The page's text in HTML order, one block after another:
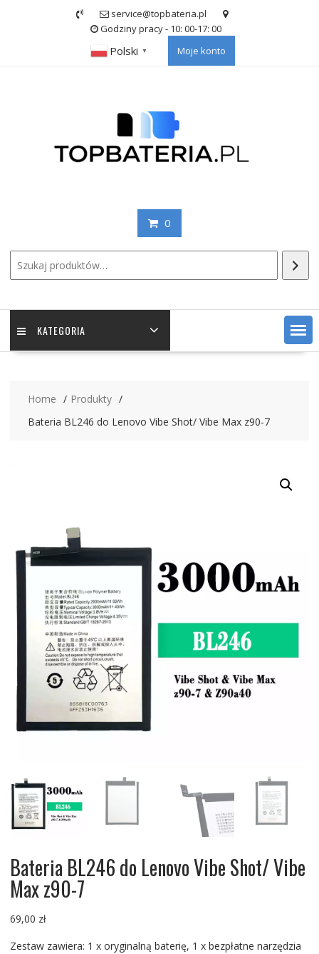
service@topbateria.pl
Godziny pracy - 10: 00-17: 00
Polski ▼ Moje konto
0
KATEGORIA
Home
Produkty
Bateria BL246 do Lenovo Vibe Shot/ Vibe Max z90-7
Bateria BL246 do Lenovo Vibe Shot/ Vibe
Max z90-7
69,00 zł
Zestaw zawiera: 1 x oryginalną baterię, 1 x bezpłatne narzędzia